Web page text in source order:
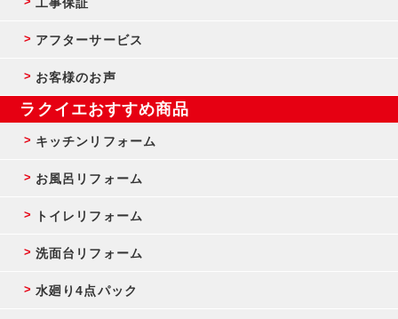
アフターサービス
お客様のお声
ラクイエおすすめ商品
キッチンリフォーム
お風呂リフォーム
トイレリフォーム
洗面台リフォーム
水廻り4点パック